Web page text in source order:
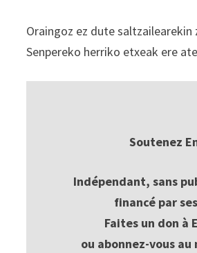
Oraingoz ez dute
Senpereko herriko etxeak ere
Soutenez
Indépendant, sans
financé par
Faites un don à
ou abonnez-vous